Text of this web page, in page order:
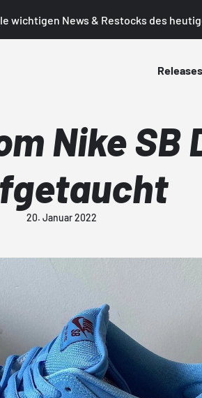
wichtigen News & Restocks des
Releases
Nike SB
20. Januar 2022